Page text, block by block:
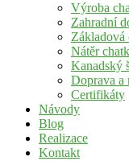
Výroba
Zahradní
Základová
Nátěr
Kanadský
Doprava a
Certifikáty
Návody
Blog
Realizace
Kontakt